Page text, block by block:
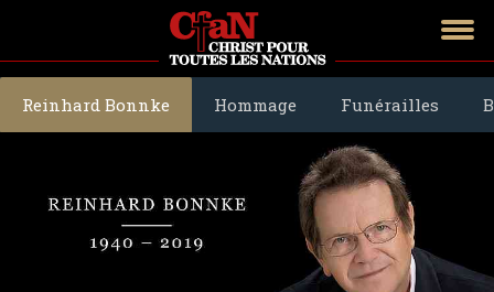
Reinhard Bonnke Hommage Funérailles